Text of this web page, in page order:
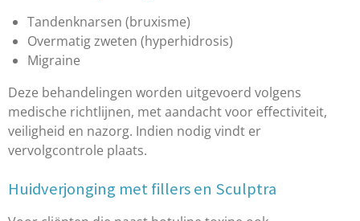
Tandenknarsen (bruxisme)
Overmatig zweten (hyperhidrosis)
Migraine
Deze behandelingen worden uitgevoerd volgens
medische richtlijnen, met aandacht voor effectiviteit,
veiligheid en nazorg. Indien nodig vindt er
vervolgcontrole plaats.
Huidverjonging met fillers en Sculptra